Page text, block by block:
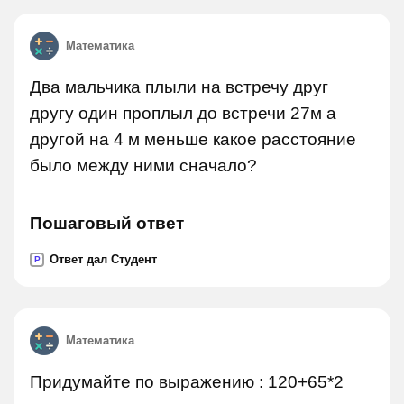
Математика
Два мальчика плыли на встречу друг
другу один проплыл до встречи 27м а
другой на 4 м меньше какое расстояние
было между ними сначало?
Пошаговый ответ
P Ответ дал Студент
Математика
Придумайте по выражению : 120+65*2